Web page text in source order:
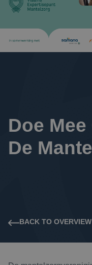
Doe
De
BACK TO OVERVIEW